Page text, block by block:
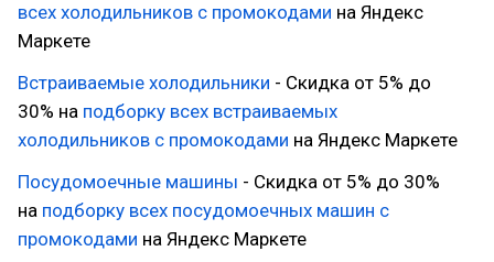
всех холодильников с промокодами на Яндекс
Маркете
Встраиваемые холодильники - Скидка от 5% до
30% на подборку всех встраиваемых
холодильников с промокодами на Яндекс Маркете
Посудомоечные машины - Скидка от 5% до 30%
на подборку всех посудомоечных машин с
промокодами на Яндекс Маркете